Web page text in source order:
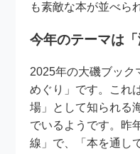
も素敵な本が並べら
今年のテーマは「
2025年の大磯ブック
めぐり」です。これ
場」として知られる
でいるようです。昨
線」で、「本を通し